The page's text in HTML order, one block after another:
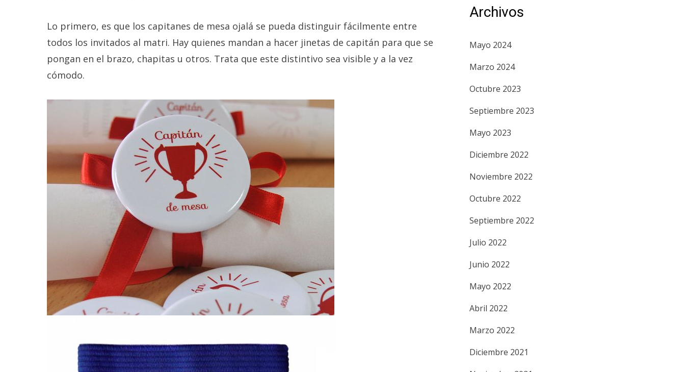
Lo primero, es que los capitanes de mesa ojalá se pueda distinguir fácilmente entre
todos los invitados al matri. Hay quienes mandan a hacer jinetas de capitán para que se
pongan en el brazo, chapitas u otros. Trata que este distintivo sea visible y a la vez
cómodo.
Archivos
Mayo 2024
Marzo 2024
Octubre 2023
Septiembre 2023
Mayo 2023
Diciembre 2022
Noviembre 2022
Octubre 2022
Septiembre 2022
Julio 2022
Junio 2022
Mayo 2022
Abril 2022
Marzo 2022
Diciembre 2021